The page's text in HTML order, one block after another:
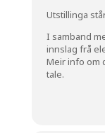
Utstillinga
I samband
innslag frå
Meir info om
tale.